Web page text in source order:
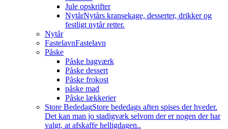
Jule opskrifter
NytårNytårs kransekage, desserter, drikker og
festligt nytår retter.
Nytår
FastelavnFastelavn
Påske
Påske bagværk
Påske dessert
Påske frokost
påske mad
Påske lækkerier
Store BededagStore bededags aften spises der hveder.
Det kan man jo stadigvæk selvom der er nogen der har
valgt, at afskaffe helligdagen..